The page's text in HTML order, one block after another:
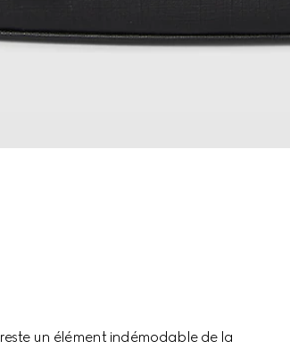
un élément indémodable de la